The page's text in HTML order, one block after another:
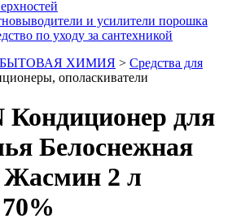
и усилители порошка
по уходу за сантехникой
БЫТОВАЯ ХИМИЯ > Средства для
ополаскиватели
для
Белоснежная
Жасмин 2 л